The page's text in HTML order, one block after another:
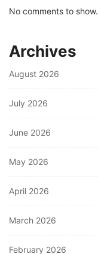
No comments to show.
Archives
August 2026
July 2026
June 2026
May 2026
April 2026
March 2026
February 2026